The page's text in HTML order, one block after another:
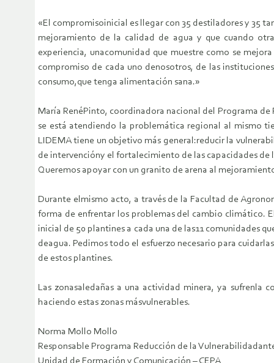
«El compromisoinicial es llegar con 35 destiladores y 35
mejoramiento de la calidad de agua y que cuando
experiencia, unacomunidad que muestre como se
compromiso de cada uno denosotros, de las
consumo,que tenga alimentación sana.»
María RenéPinto, coordinadora nacional del Programa
se está atendiendo la problemática regional al mismo
LIDEMA tiene un objetivo más general:reducir la
de intervencióny el fortalecimiento de las capacidades de
Queremos apoyar con un granito de arena al
Durante elmismo acto, a través de la Facultad de
forma de enfrentar los problemas del cambio climático.
inicial de 50 plantines a cada una de las11 comunidades
deagua. Pedimos todo el esfuerzo necesario para
de estos plantines.
Las zonasaledañas a una actividad minera, ya sufrenla
haciendo estas zonas másvulnerables.
Norma Mollo Mollo
Responsable Programa Reducción de la